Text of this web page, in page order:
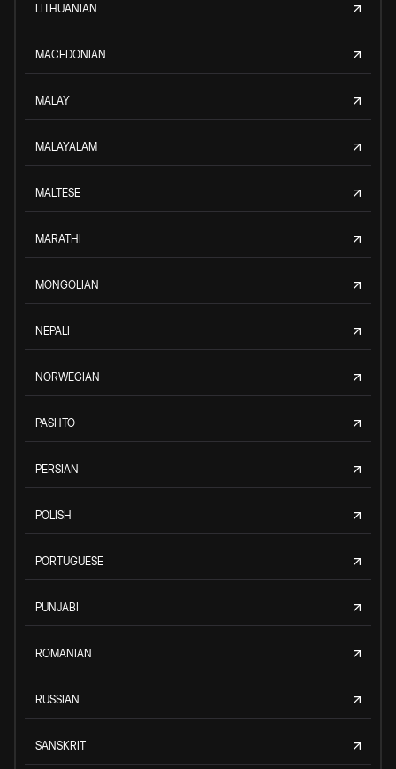
LITHUANIAN
MACEDONIAN
MALAY
MALAYALAM
MALTESE
MARATHI
MONGOLIAN
NEPALI
NORWEGIAN
PASHTO
PERSIAN
POLISH
PORTUGUESE
PUNJABI
ROMANIAN
RUSSIAN
SANSKRIT